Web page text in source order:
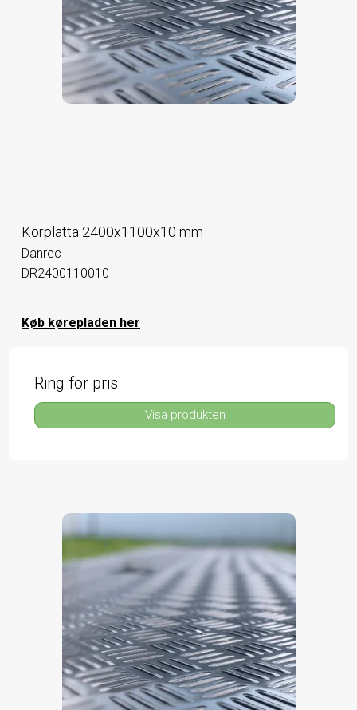
Körplatta 2400x1100x10 mm
Danrec
DR2400110010
Køb kørepladen her
Ring för pris
Visa produkten